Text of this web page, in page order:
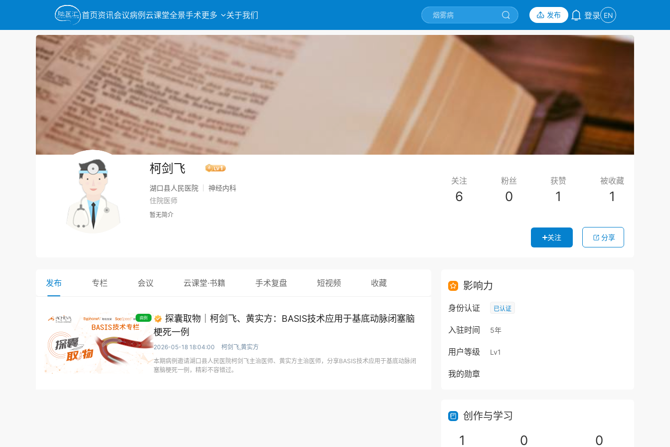
首页资讯会议病例 云课堂全景手术更多 关于我们 发布 登录 EN
柯剑飞
湖口县人民医院
神经内科
住院医师
暂无简介
关注
6
粉丝
0
获赞
1
被收藏
1
关注 分享
发布 专栏 会议 云课堂·书籍 手术复盘 短视频 收藏
病例
探囊取物｜柯剑飞、黄实方：BASIS技术应用于基底动脉闭塞脑
梗死一例
2026-05-18 18:04:00
柯剑飞,黄实方
本期病例邀请湖口县人民医院柯剑飞主治医师、黄实方主治医师，分享BASIS技术应用于基底动脉闭
塞脑梗死一例，精彩不容错过。
影响力
身份认证 已认证
入驻时间 5年
用户等级 Lv1
我的勋章
创作与学习
1 0 0